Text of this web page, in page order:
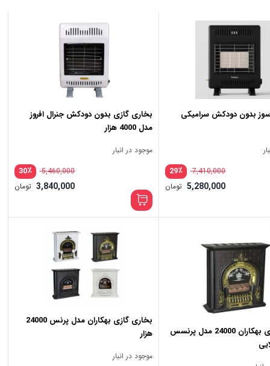
بدون دودکش سرامیکی
٪29 7,410,000
5,280,000 تومان
بخاری گازی بدون دودکش جنرال افروز
مدل 4000 هزار
موجود در انبار
٪30 5,460,000
3,840,000 تومان
بخاری گازی بهکاران 24000 مدل پرنسس
بخاری گازی بهکاران مدل پرنس 24000
هزار
موجود در انبار